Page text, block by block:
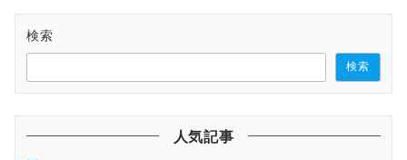
検索
検索
人気記事